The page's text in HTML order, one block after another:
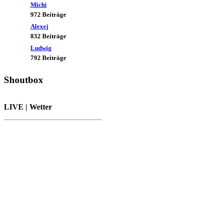
Michi
972 Beiträge
Alexej
832 Beiträge
Ludwig
792 Beiträge
Shoutbox
LIVE | Wetter